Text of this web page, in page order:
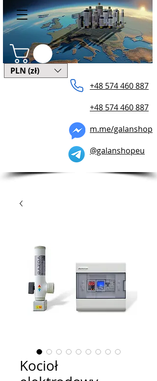
+48 574 ​460 887
+48 574 460 887
m.me/galanshop
@galanshopeu
PLN (zł)
Kocioł